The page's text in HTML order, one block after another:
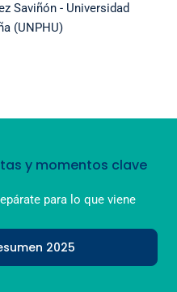
Saviñón - Universidad
(UNPHU)
y momentos clave
para lo que viene
2025